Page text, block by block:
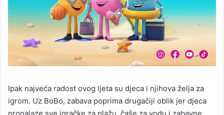
Ipak najveća radost ovog ljeta su djeca i njihova želja za
igrom. Uz BoBo, zabava poprima drugačiji oblik jer djeca